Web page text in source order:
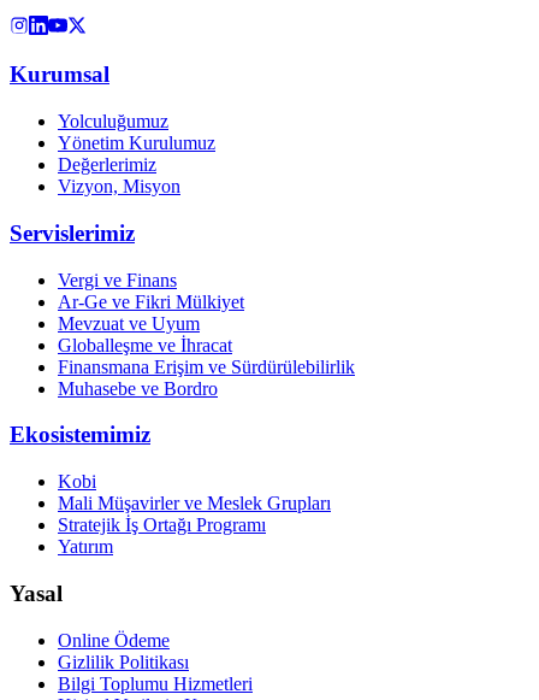
Kurumsal
Yolculuğumuz
Yönetim Kurulumuz
Değerlerimiz
Vizyon, Misyon
Servislerimiz
Vergi ve Finans
Ar-Ge ve Fikri Mülkiyet
Mevzuat ve Uyum
Globalleşme ve İhracat
Finansmana Erişim ve Sürdürülebilirlik
Muhasebe ve Bordro
Ekosistemimiz
Kobi
Mali Müşavirler ve Meslek Grupları
Stratejik İş Ortağı Programı
Yatırım
Yasal
Online Ödeme
Gizlilik Politikası
Bilgi Toplumu Hizmetleri